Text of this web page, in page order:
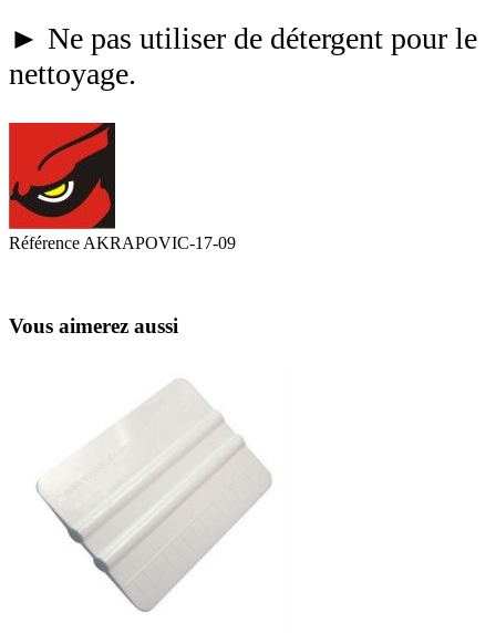
► Ne pas utiliser de détergent pour le
nettoyage.
RéférenceAKRAPOVIC-17-09
Vous aimerez aussi